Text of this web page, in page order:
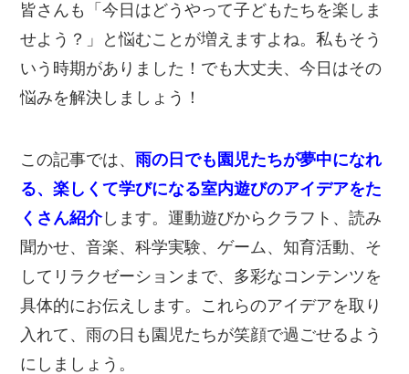
皆さんも「今日はどうやって子どもたちを楽しま
せよう？」と悩むことが増えますよね。私もそう
いう時期がありました！でも大丈夫、今日はその
悩みを解決しましょう！
この記事では、雨の日でも園児たちが夢中になれ
る、楽しくて学びになる室内遊びのアイデアをた
くさん紹介します。運動遊びからクラフト、読み
聞かせ、音楽、科学実験、ゲーム、知育活動、そ
してリラクゼーションまで、多彩なコンテンツを
具体的にお伝えします。これらのアイデアを取り
入れて、雨の日も園児たちが笑顔で過ごせるよう
にしましょう。